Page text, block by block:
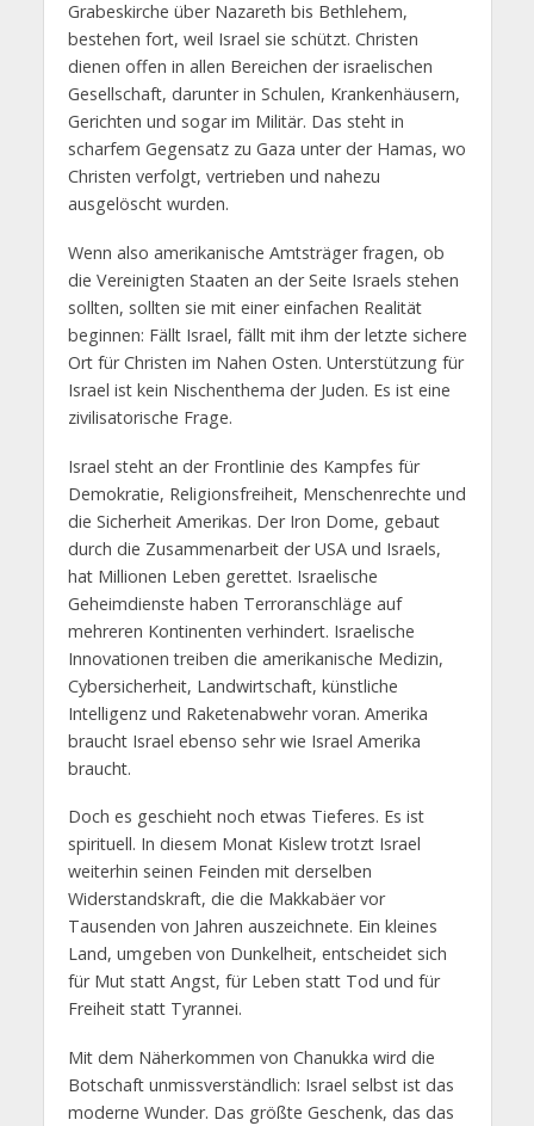
Grabeskirche über Nazareth bis Bethlehem,
bestehen fort, weil Israel sie schützt. Christen
dienen offen in allen Bereichen der israelischen
Gesellschaft, darunter in Schulen, Krankenhäusern,
Gerichten und sogar im Militär. Das steht in
scharfem Gegensatz zu Gaza unter der Hamas, wo
Christen verfolgt, vertrieben und nahezu
ausgelöscht wurden.
Wenn also amerikanische Amtsträger fragen, ob
die Vereinigten Staaten an der Seite Israels stehen
sollten, sollten sie mit einer einfachen Realität
beginnen: Fällt Israel, fällt mit ihm der letzte sichere
Ort für Christen im Nahen Osten. Unterstützung für
Israel ist kein Nischenthema der Juden. Es ist eine
zivilisatorische Frage.
Israel steht an der Frontlinie des Kampfes für
Demokratie, Religionsfreiheit, Menschenrechte und
die Sicherheit Amerikas. Der Iron Dome, gebaut
durch die Zusammenarbeit der USA und Israels,
hat Millionen Leben gerettet. Israelische
Geheimdienste haben Terroranschläge auf
mehreren Kontinenten verhindert. Israelische
Innovationen treiben die amerikanische Medizin,
Cybersicherheit, Landwirtschaft, künstliche
Intelligenz und Raketenabwehr voran. Amerika
braucht Israel ebenso sehr wie Israel Amerika
braucht.
Doch es geschieht noch etwas Tieferes. Es ist
spirituell. In diesem Monat Kislew trotzt Israel
weiterhin seinen Feinden mit derselben
Widerstandskraft, die die Makkabäer vor
Tausenden von Jahren auszeichnete. Ein kleines
Land, umgeben von Dunkelheit, entscheidet sich
für Mut statt Angst, für Leben statt Tod und für
Freiheit statt Tyrannei.
Mit dem Näherkommen von Chanukka wird die
Botschaft unmissverständlich: Israel selbst ist das
moderne Wunder. Das größte Geschenk, das das